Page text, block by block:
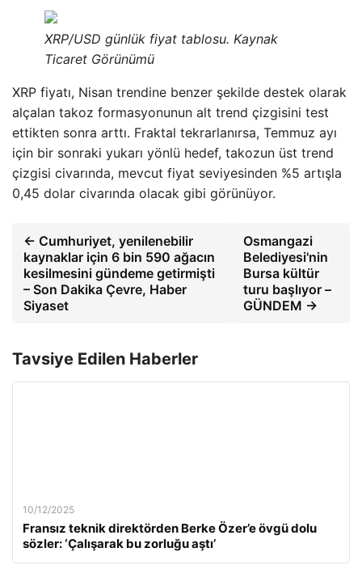
XRP/USD günlük fiyat tablosu. Kaynak
Ticaret Görünümü
XRP fiyatı, Nisan trendine benzer şekilde destek olarak
alçalan takoz formasyonunun alt trend çizgisini test
ettikten sonra arttı. Fraktal tekrarlanırsa, Temmuz ayı
için bir sonraki yukarı yönlü hedef, takozun üst trend
çizgisi civarında, mevcut fiyat seviyesinden %5 artışla
0,45 dolar civarında olacak gibi görünüyor.
← Cumhuriyet, yenilenebilir
kaynaklar için 6 bin 590 ağacın
kesilmesini gündeme getirmişti
– Son Dakika Çevre, Haber
Siyaset
Osmangazi
Belediyesi'nin
Bursa kültür
turu başlıyor –
GÜNDEM →
Tavsiye Edilen Haberler
10/12/2025
Fransız teknik direktörden Berke Özer’e övgü dolu
sözler: ‘Çalışarak bu zorluğu aştı’